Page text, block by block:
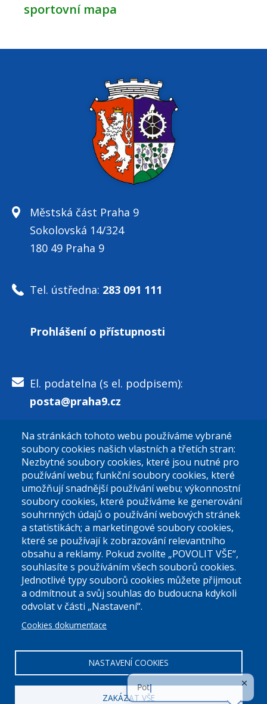
sportovní mapa
Městská část Praha 9
Sokolovská 14/324
180 49 Praha 9
Tel. ústředna: 283 091 111
Prohlášení o přístupnosti
El. podatelna (s el. podpisem):
posta@praha9.cz
El. podatelna (bez el. podpisu):
podatelna@praha9.cz
Úřední dny:
Po a St: 08.00-12.00; 13.00-18.00
Úřední hodiny
00063894DIČ:CZ00063894
Na stránkách tohoto webu používáme vybrané
soubory cookies našich vlastních a třetích stran:
Nezbytné soubory cookies, které jsou nutné pro
používání webu; funkční soubory cookies, které
umožňují snadnější používání webu; výkonnostní
soubory cookies, které používáme ke generování
souhrnných údajů o používání webových stránek
a statistikách; a marketingové soubory cookies,
které se používají k zobrazování relevantního
obsahu a reklamy. Pokud zvolíte „POVOLIT VŠE“,
souhlasíte s používáním všech souborů cookies.
Jednotlivé typy souborů cookies můžete přijmout
a odmítnout a svůj souhlas do budoucna kdykoli
odvolat v části „Nastavení“.
Cookies dokumentace
NASTAVENÍ COOKIES
ZAKÁZAT VŠE